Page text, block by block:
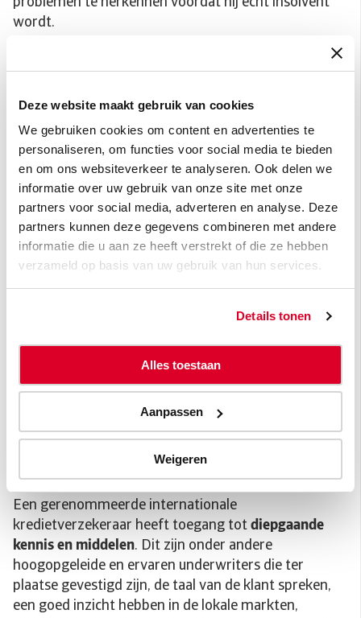
Deze website maakt gebruik van cookies
We gebruiken cookies om content en advertenties te
personaliseren, om functies voor social media te bieden
en om ons websiteverkeer te analyseren. Ook delen we
informatie over uw gebruik van onze site met onze
partners voor social media, adverteren en analyse. Deze
partners kunnen deze gegevens combineren met andere
informatie die u aan ze heeft verstrekt of die ze hebben
verzameld op basis van uw gebruik van hun services.
Details tonen
Alles toestaan
Aanpassen
Weigeren
wordt.
Toegang tot professionele
credit
managementondersteuning.
Veel grotere bedrijven werken met een interne
creditmanagementafdeling. Voor kmo’s kan het een
hele uitdaging zijn om effectieve
kredietbeoordelingen uit te voeren zonder
broodnodige middelen van hun kernactiviteiten te
onttrekken. Dit is waar uitbestede credit
managementondersteuning het meest effectief kan
kredietverzekeringsmaatschappij op dit vlak biedt en
beperken hiermee hun kredietrisico..
Gebruik maken van de
uitgebreide middelen van
een kredietverzekeraar
Een gerenommeerde internationale
kredietverzekeraar heeft toegang tot diepgaande
kennis en middelen. Dit zijn onder andere
hoogopgeleide en ervaren underwriters die ter
plaatse gevestigd zijn, de taal van de klant spreken,
een goed inzicht hebben in de lokale markten,